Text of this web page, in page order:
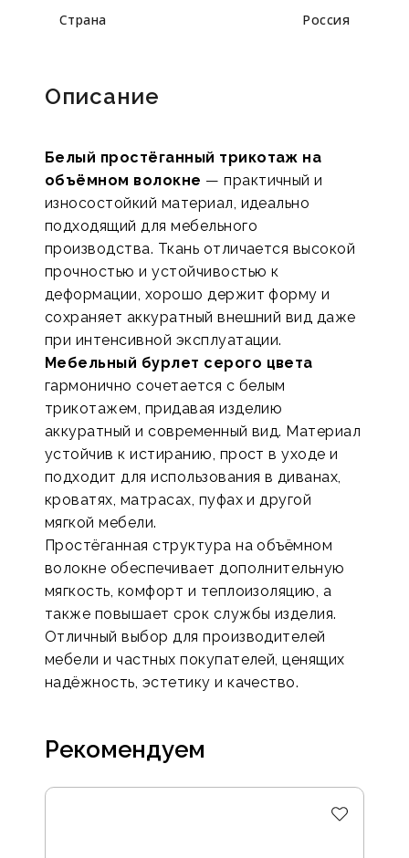
Страна
Россия
Описание
Белый простёганный трикотаж на
объёмном волокне — практичный и
износостойкий материал, идеально
подходящий для мебельного
производства. Ткань отличается высокой
прочностью и устойчивостью к
деформации, хорошо держит форму и
сохраняет аккуратный внешний вид даже
при интенсивной эксплуатации.
Мебельный бурлет серого цвета
гармонично сочетается с белым
трикотажем, придавая изделию
аккуратный и современный вид. Материал
устойчив к истиранию, прост в уходе и
подходит для использования в диванах,
кроватях, матрасах, пуфах и другой
мягкой мебели.
Простёганная структура на объёмном
волокне обеспечивает дополнительную
мягкость, комфорт и теплоизоляцию, а
также повышает срок службы изделия.
Отличный выбор для производителей
мебели и частных покупателей, ценящих
надёжность, эстетику и качество.
Рекомендуем